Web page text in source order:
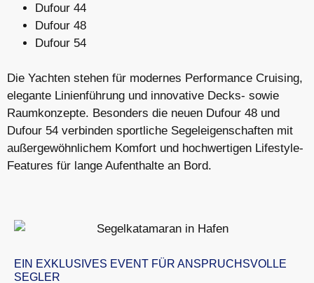
Dufour 44
Dufour 48
Dufour 54
Die Yachten stehen für modernes Performance Cruising,
elegante Linienführung und innovative Decks- sowie
Raumkonzepte. Besonders die neuen Dufour 48 und
Dufour 54 verbinden sportliche Segeleigenschaften mit
außergewöhnlichem Komfort und hochwertigen Lifestyle-
Features für lange Aufenthalte an Bord.
EIN EXKLUSIVES EVENT FÜR ANSPRUCHSVOLLE
SEGLER